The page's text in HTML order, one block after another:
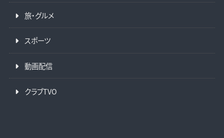
旅・グルメ
スポーツ
動画配信
クラブTVO